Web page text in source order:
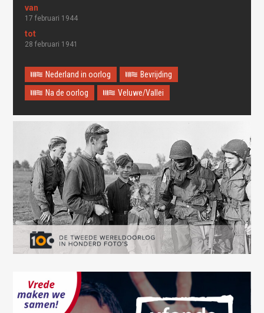
17 februari 1944
28 februari 1941
Nederland in oorlog
Bevrijding
Na de oorlog
Veluwe/Vallei